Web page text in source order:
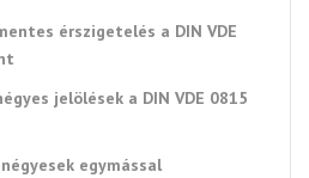
érszigetelés a DIN VDE
jelölések a DIN VDE 0815
egymással